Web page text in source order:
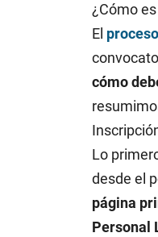
¿Cómo
El
cómo
Lo
desde el
página
Personal